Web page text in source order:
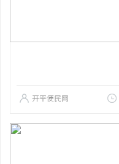
开平便民网